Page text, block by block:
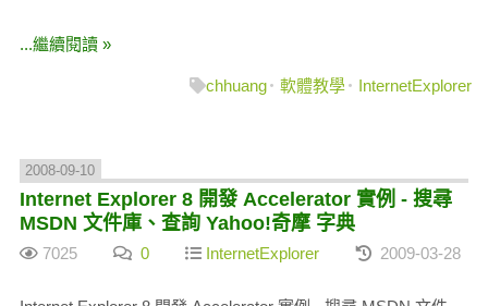
...繼續閱讀 »
chhuang 軟體教學 InternetExplorer
2008-09-10
Internet Explorer 8 開發 Accelerator 實例 - 搜尋
MSDN 文件庫、查詢 Yahoo!奇摩 字典
7025 0 InternetExplorer 2009-03-28